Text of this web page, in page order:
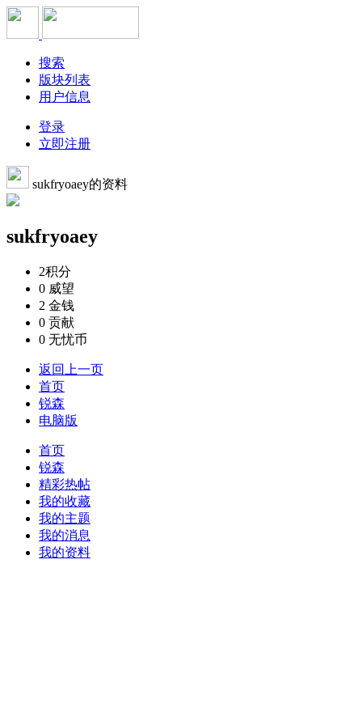
搜索
版块列表
用户信息
登录
立即注册
sukfryoaey的资料
sukfryoaey
2积分
0 威望
2 金钱
0 贡献
0 无忧币
返回上一页
首页
锐森
电脑版
首页
锐森
精彩热帖
我的收藏
我的主题
我的消息
我的资料